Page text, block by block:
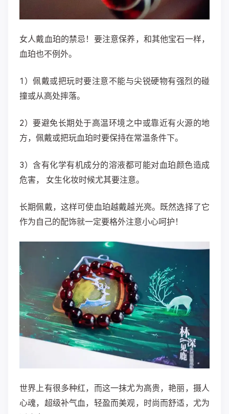
女人戴血珀的禁忌！要注意保养，和其他宝石一样，
血珀也不例外。
1）佩戴或把玩时要注意不能与尖锐硬物有强烈的碰
撞或从高处摔落。
2）要避免长期处于高温环境之中或靠近有火源的地
方，佩戴或把玩血珀时要保持在常温条件下。
3）含有化学有机成分的溶液都可能对血珀颜色造成
危害， 女生化妆时候尤其要注意。
长期佩戴，这样可使血珀越戴越光亮。既然选择了它
作为自己的配饰就一定要格外注意小心呵护！
世界上有很多种红，而这一抹尤为高贵，艳丽，摄人
心魂，超级补气血，轻盈而美观，时尚而舒适，尤为